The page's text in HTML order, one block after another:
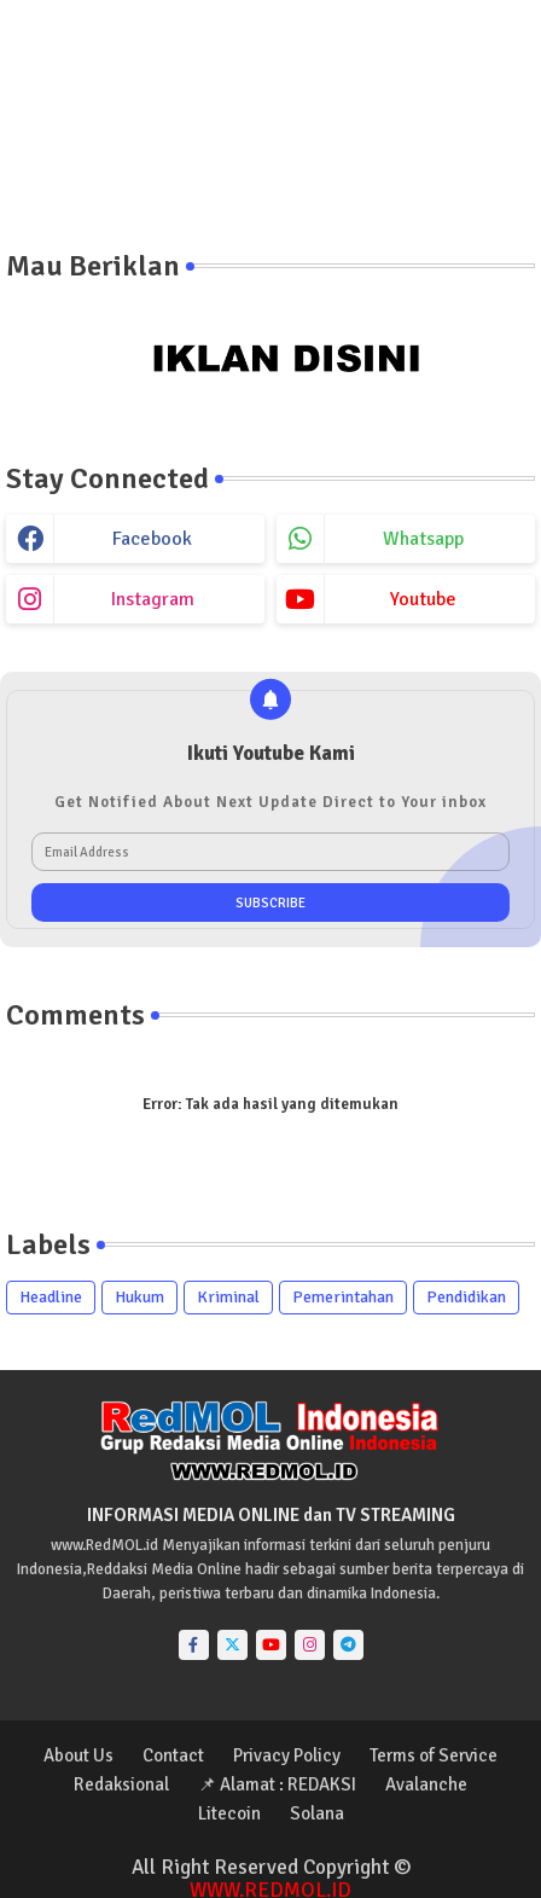
Mau Beriklan
Stay Connected
Facebook Whatsapp
Instagram Youtube
Ikuti Youtube Kami
Get Notified About Next Update Direct to Your inbox
Comments
Error:Tak ada hasil yang ditemukan
Labels
Headline Hukum Kriminal Pemerintahan Pendidikan
INFORMASI MEDIA ONLINE dan TV STREAMING
www.RedMOL.id Menyajikan informasi terkini dari seluruh penjuru
Indonesia,Reddaksi Media Online hadir sebagai sumber berita terpercaya di
Daerah, peristiwa terbaru dan dinamika Indonesia.
All Right Reserved Copyright ©
WWW.REDMOL.ID
About Us Contact Privacy Policy
Terms of Service
Redaksional
📌 Alamat : REDAKSI
Avalanche
Litecoin
Solana